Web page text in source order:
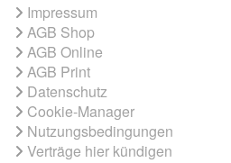
Impressum
AGB Shop
AGB Online
AGB Print
Datenschutz
Cookie-Manager
Nutzungsbedingungen
Verträge hier kündigen